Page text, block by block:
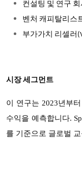
컨설팅 및 연구 회
벤처 캐피탈리스
부가가치 리셀러
시장 세그먼트
이 연구는 2023년부
수익을 예측합니다.
를 기준으로 글로벌